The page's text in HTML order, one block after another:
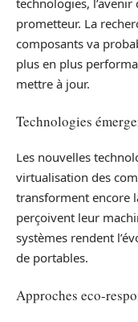
technologies, l’avenir
prometteur. La
composants va
plus en plus
mettre à jour.
Technologies
Les nouvelles
virtualisation des
transforment encore
perçoivent leur
systèmes rendent
de portables.
Approches eco-